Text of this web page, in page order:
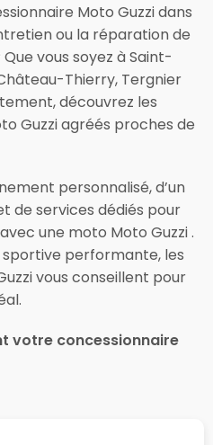
Moto Guzzi dans
ou la réparation de
vous soyez à Saint-
Thierry, Tergnier
découvrez les
Guzzi agréés proches de
personnalisé, d’un
de services dédiés pour
une moto Moto Guzzi .
performante, les
vous conseillent pour
votre concessionnaire